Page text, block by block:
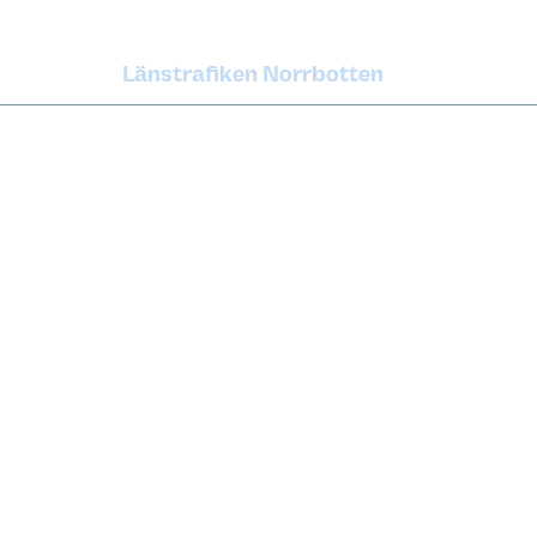
Länstrafiken Norrbotten